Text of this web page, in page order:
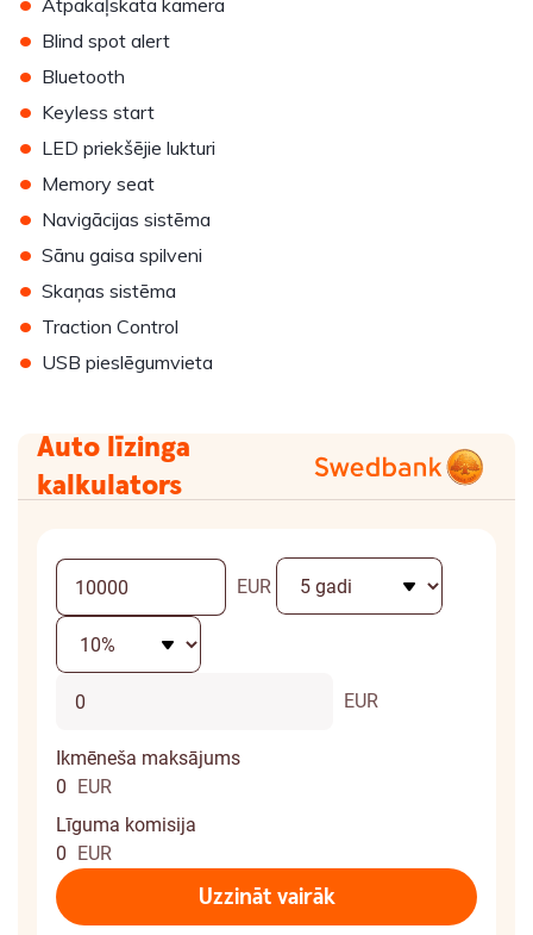
Atpakaļskata kamera
• Blind spot alert
• Bluetooth
• Keyless start
• LED priekšējie lukturi
• Memory seat
• Navigācijas sistēma
• Sānu gaisa spilveni
• Skaņas sistēma
• Traction Control
• USB pieslēgumvieta